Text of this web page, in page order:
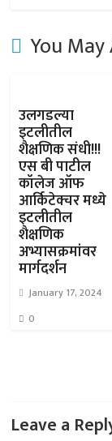
You
उलगडल्या
इटलीतील
शैक्षणिक संधी!!!
एस बी पाटील
कॉलेज ऑफ
आर्किटेक्चर मध्ये
इटलीतील
शैक्षणिक
अभ्यासक्रमांवर
मार्गदर्शन
January 17, 2024
0
Leave a